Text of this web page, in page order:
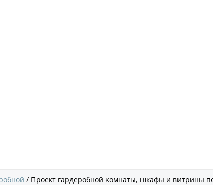
Проект гардеробной комнаты, шкафы и витрины